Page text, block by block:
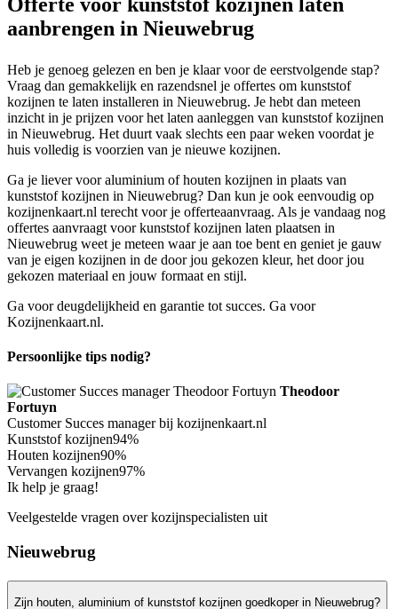
aanbrengen in Nieuwebrug
Heb je genoeg gelezen en ben je klaar voor de eerstvolgende stap?
Vraag dan gemakkelijk en razendsnel je offertes om kunststof
kozijnen te laten installeren in Nieuwebrug. Je hebt dan meteen
inzicht in je prijzen voor het laten aanleggen van kunststof kozijnen
in Nieuwebrug. Het duurt vaak slechts een paar weken voordat je
huis volledig is voorzien van je nieuwe kozijnen.
Ga je liever voor aluminium of houten kozijnen in plaats van
kunststof kozijnen in Nieuwebrug? Dan kun je ook eenvoudig op
kozijnenkaart.nl terecht voor je offerteaanvraag. Als je vandaag nog
offertes aanvraagt voor kunststof kozijnen laten plaatsen in
Nieuwebrug weet je meteen waar je aan toe bent en geniet je gauw
van je eigen kozijnen in de door jou gekozen kleur, het door jou
gekozen materiaal en jouw formaat en stijl.
Ga voor deugdelijkheid en garantie tot succes. Ga voor
Kozijnenkaart.nl.
Persoonlijke tips nodig?
Theodoor
Fortuyn
Customer Succes manager bij kozijnenkaart.nl
Kunststof kozijnen94%
Houten kozijnen90%
Vervangen kozijnen97%
Ik help je graag!
Veelgestelde vragen over kozijnspecialisten uit
Nieuwebrug
Zijn houten, aluminium of kunststof kozijnen goedkoper in Nieuwebrug?